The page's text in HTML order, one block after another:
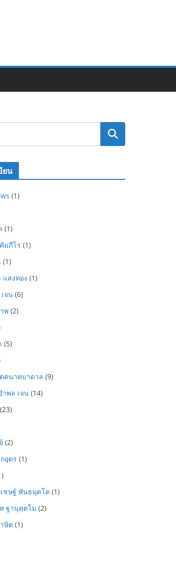
ยน
(1)
(1)
มภีโร (1)
(1)
สงทอง (1)
จน (6)
พ (2)
(5)
ตนาคบาดาล (9)
พล เจน (14)
(23)
(2)
อุดร (1)
ชษฐ์ พันธมุตโต (1)
ฐานุตฺตโม (2)
ษิต (1)